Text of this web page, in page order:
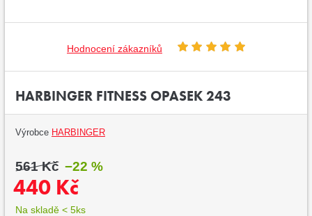
Hodnocení zákazníků
HARBINGER FITNESS OPASEK 243
Výrobce HARBINGER
561 Kč −22 %
440 Kč
Na skladě < 5ks